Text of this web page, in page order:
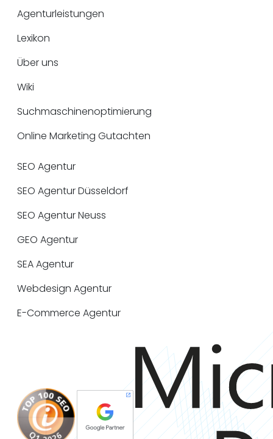
Agenturleistungen
Lexikon
Über uns
Wiki
Suchmaschinenoptimierung
Online Marketing Gutachten
SEO Agentur
SEO Agentur Düsseldorf
SEO Agentur Neuss
GEO Agentur
SEA Agentur
Webdesign Agentur
E-Commerce Agentur